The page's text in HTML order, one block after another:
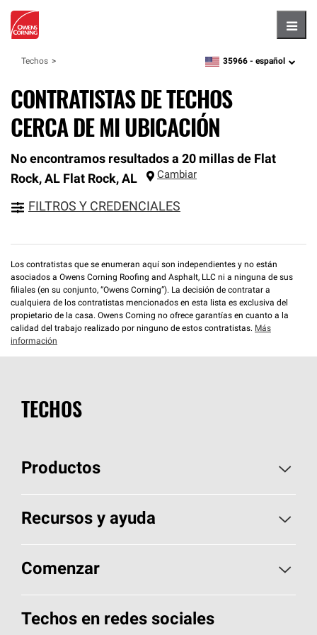
Techos zipcode,language
35966 - español
CONTRATISTAS DE TECHOS
CERCA DE MI UBICACIÓN
No encontramos resultados a 20 millas de Flat
Rock, AL Flat Rock, AL Cambiar
FILTROS Y CREDENCIALES
Los contratistas que se enumeran aquí son independientes y no están
asociados a Owens Corning Roofing and Asphalt, LLC ni a ninguna de sus
filiales (en su conjunto, “Owens Corning”). La decisión de contratar a
cualquiera de los contratistas mencionados en esta lista es exclusiva del
propietario de la casa. Owens Corning no ofrece garantías en cuanto a la
calidad del trabajo realizado por ninguno de estos contratistas. Más
información
TECHOS
Productos
Elija sus tejas
Encuentre un contratista
Componentes para techos
Recursos y ayuda
Aspectos básicos sobre techos
Herramientas de diseño y color
Comenzar
Llame al 1-800-GET-PINK®
Techos en redes sociales